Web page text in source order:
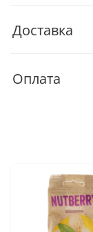
Доставка
Оплата